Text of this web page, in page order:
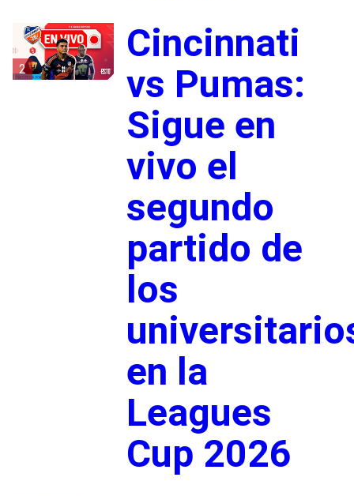
2
Cincinnati
vs Pumas:
Sigue en
vivo el
segundo
partido de
los
en la
Leagues
Cup 2026